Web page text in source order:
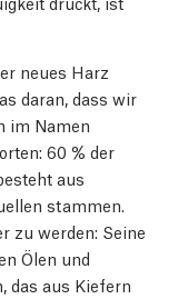
neues Harz
daran, dass wir
im Namen
60 % der
aus
stammen.
zu werden: Seine
Ölen und
das aus Kiefern